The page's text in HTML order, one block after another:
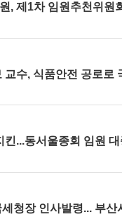
, 제1차 임원추천위
교수, 식품안전 공로로
킨...동서울종회 임원
청장 인사발령... 부산